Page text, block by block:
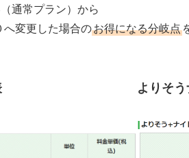
通常プラン）から
へ変更した場合のお得になる分岐点
よりそ